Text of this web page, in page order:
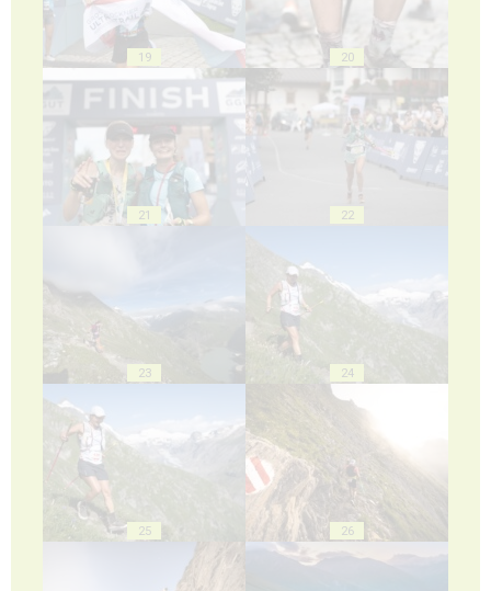
19 20
21 22
23 24
25 26